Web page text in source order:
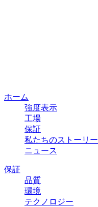
ホーム
強度表示
工場
保証
私たちのストーリー
ニュース
保証
品質
環境
テクノロジー